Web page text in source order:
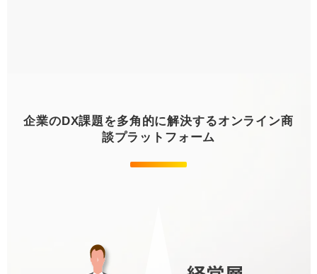
企業のDX課題を多角的に解決するオンライン商
談プラットフォーム